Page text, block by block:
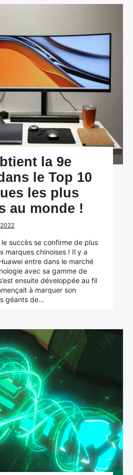
la 9e
le Top 10
les plus
au monde !
succès se confirme de plus
marques chinoises ! Il y a
entre dans le marché
avec sa gamme de
ensuite développée au fil
à marquer son
géants de…